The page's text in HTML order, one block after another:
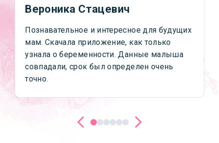
Вероника Стацевич
Познавательное и интересное для будущих
мам. Скачала приложение, как только
узнала о беременности. Данные малыша
совпадали, срок был определен очень
точно.